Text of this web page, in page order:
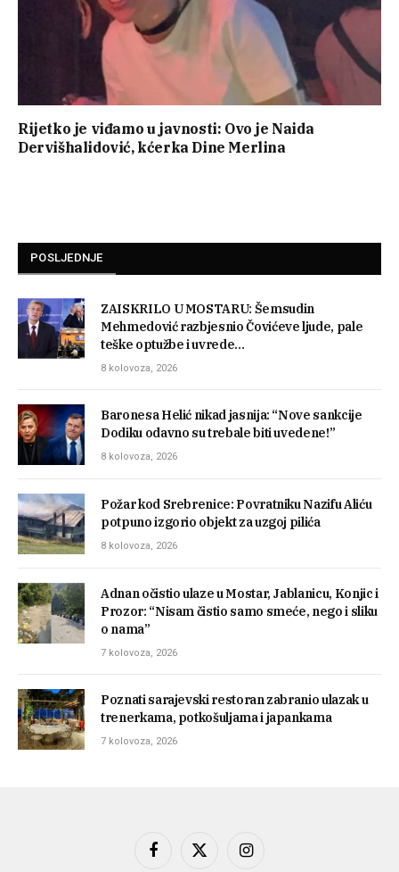
Rijetko je viđamo u javnosti: Ovo je Naida
Dervišhalidović, kćerka Dine Merlina
POSLJEDNJE
ZAISKRILO U MOSTARU: Šemsudin
Mehmedović razbjesnio Čovićeve ljude, pale
teške optužbe i uvrede…
8 kolovoza, 2026
Baronesa Helić nikad jasnija: “Nove sankcije
Dodiku odavno su trebale biti uvedene!”
8 kolovoza, 2026
Požar kod Srebrenice: Povratniku Nazifu Aliću
potpuno izgorio objekt za uzgoj pilića
8 kolovoza, 2026
Adnan očistio ulaze u Mostar, Jablanicu, Konjic i
Prozor: “Nisam čistio samo smeće, nego i sliku
o nama”
7 kolovoza, 2026
Poznati sarajevski restoran zabranio ulazak u
trenerkama, potkošuljama i japankama
7 kolovoza, 2026
Facebook
X
Instagram